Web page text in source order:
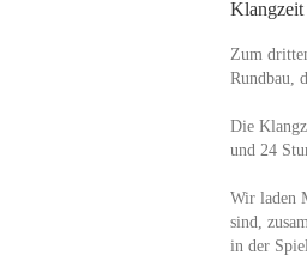
Klangzeit
Zum
Rundbau,
Die
und 24
Wir laden
sind,
in der